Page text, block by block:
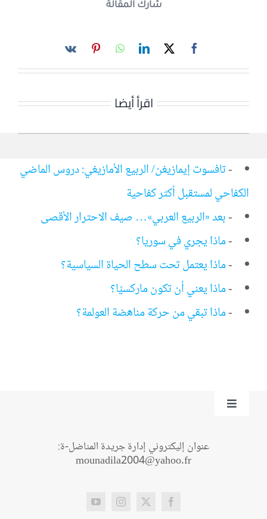
شارك المقالة
اقرأ أيضا
-تافسوت إيمازيغن/ الربيع الأمازيغي: دروس الماضي
الكفاحي لمستقبل أكثر كفاحية
-بعد «الربيع العربي»… صيف الاحترار الأقصى
-ماذا يجري في سوريا؟
-ماذا يعتمل تحت سطح الحياة السياسية؟
-ماذا يعني أن تكون ماركسيًا؟
-ماذا تبقي من حركة مناهضة العولمة؟
Toggle
عنوان إليكتروني إدارة جريدة المناضل-ة:
mounadila2004@yahoo.fr